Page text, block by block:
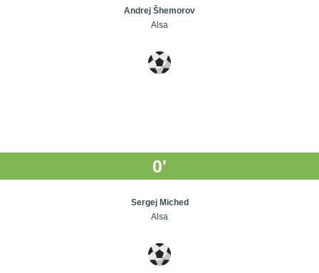
Andrej Šhemorov
Alsa
0'
Sergej Miched
Alsa